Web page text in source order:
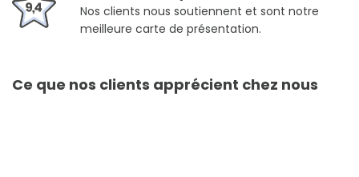
Nos clients nous soutiennent et sont notre
meilleure carte de présentation.
Ce que nos clients apprécient chez nous